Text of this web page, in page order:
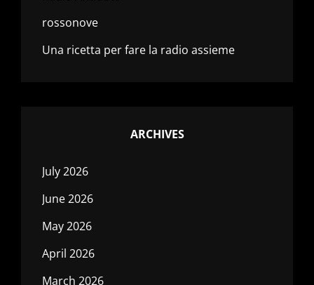
rossonove
Una ricetta per fare la radio assieme
ARCHIVES
July 2026
June 2026
May 2026
April 2026
March 2026